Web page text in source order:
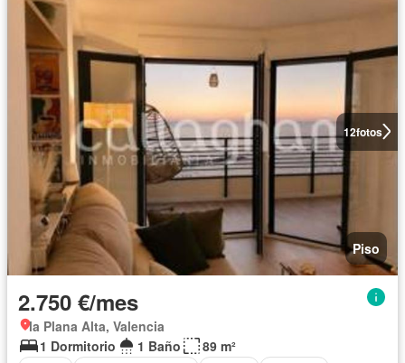
12fotos
Piso
2.750 €/mes
la Plana Alta, Valencia
1 Dormitorio
1 Baño
89 m²